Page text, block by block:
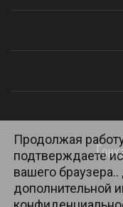
Продолжая
подтверждаете
вашего
дополнительной